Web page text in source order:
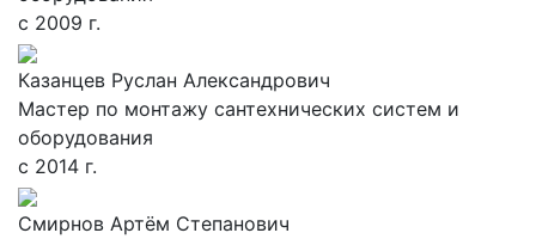
с 2009 г.
Казанцев Руслан Александрович
Мастер по монтажу сантехнических систем и
оборудования
с 2014 г.
Смирнов Артём Степанович